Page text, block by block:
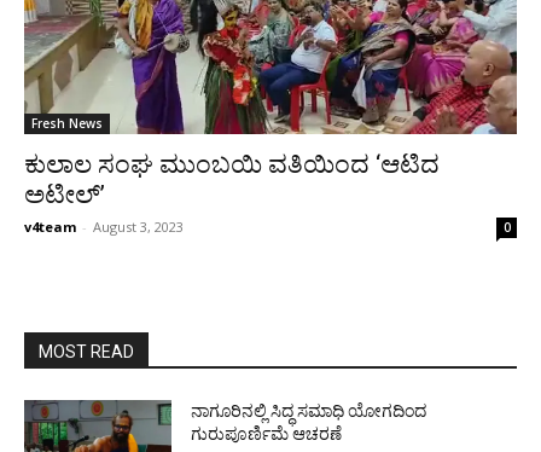
Fresh News
ಕುಲಾಲ ಸಂಘ ಮುಂಬಯಿ ವತಿಯಿಂದ ‘ಆಟಿದ
ಅಟೀಲ್’
v4team - August 3, 2023 0
MOST READ
ನಾಗೂರಿನಲ್ಲಿ ಸಿದ್ಧ ಸಮಾಧಿ ಯೋಗದಿಂದ
ಗುರುಪೂರ್ಣಿಮೆ ಆಚರಣೆ